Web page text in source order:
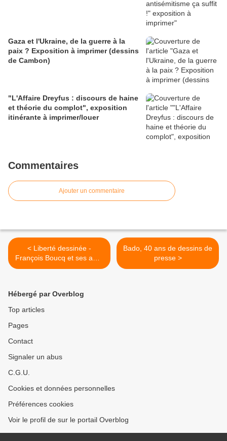
Gaza et l'Ukraine, de la guerre à la
paix ? Exposition à imprimer (dessins
de Cambon)
"L'Affaire Dreyfus : discours de haine
et théorie du complot", exposition
itinérante à imprimer/louer
Commentaires
Ajouter un commentaire
< Liberté dessinée -
François Boucq et ses amis
à Tourcoing
Bado, 40 ans de dessins de
presse >
Hébergé par Overblog
Top articles
Pages
Contact
Signaler un abus
C.G.U.
Cookies et données personnelles
Préférences cookies
Voir le profil de sur le portail Overblog